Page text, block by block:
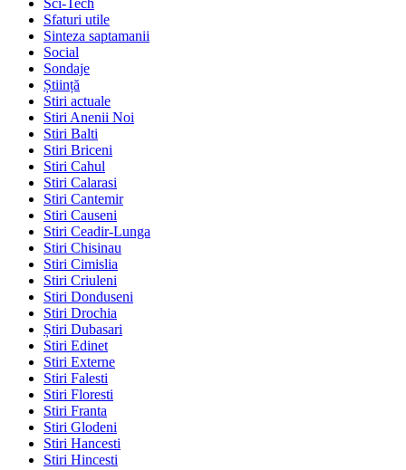
Sci-Tech
Sfaturi utile
Sinteza saptamanii
Social
Sondaje
Știință
Stiri actuale
Stiri Anenii Noi
Stiri Balti
Stiri Briceni
Stiri Cahul
Stiri Calarasi
Stiri Cantemir
Stiri Causeni
Stiri Ceadir-Lunga
Stiri Chisinau
Stiri Cimislia
Stiri Criuleni
Stiri Donduseni
Stiri Drochia
Știri Dubasari
Stiri Edinet
Stiri Externe
Stiri Falesti
Stiri Floresti
Stiri Franta
Stiri Glodeni
Stiri Hancesti
Stiri Hincesti